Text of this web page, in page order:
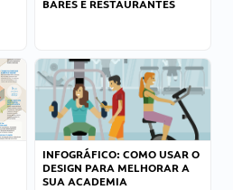
BARES E RESTAURANTES
INFOGRÁFICO: COMO USAR O
DESIGN PARA MELHORAR A
SUA ACADEMIA